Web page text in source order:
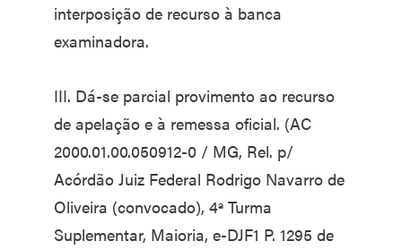
interposição de recurso à banca
examinadora.
III. Dá-se parcial provimento ao recurso
de apelação e à remessa oficial. (AC
2000.01.00.050912-0 / MG, Rel. p/
Acórdão Juiz Federal Rodrigo Navarro de
Oliveira (convocado), 4ª Turma
Suplementar, Maioria, e-DJF1 P. 1295 de